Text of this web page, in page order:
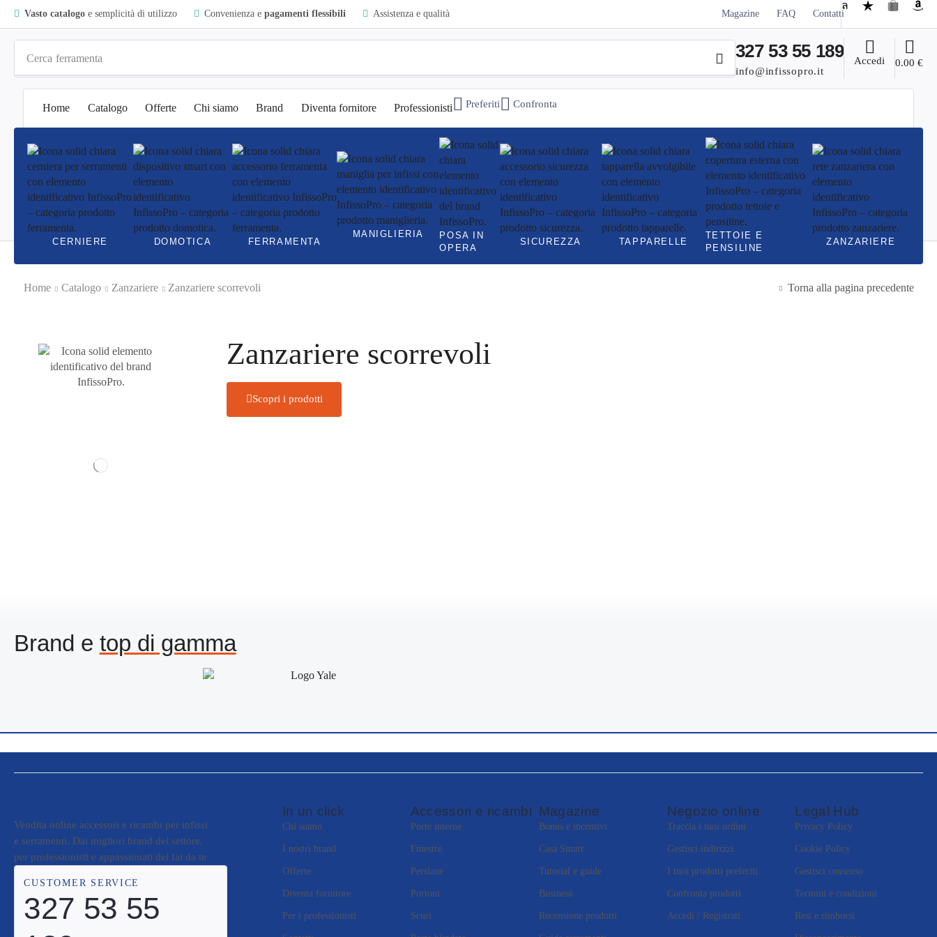
Vasto catalogoe semplicità di utilizzo Convenienza e pagamenti flessibili Assistenza e qualità Magazine FAQ Contatti
Cerca ferramenta 327 53 55 189
info@infissopro.it
Accedi 0.00€
Home Catalogo Offerte Chi siamo Brand Diventa fornitore Professionisti Preferiti Confronta
CERNIERE DOMOTICA FERRAMENTA
MANIGLIERIA
POSA IN
OPERA
SICUREZZA TAPPARELLE
TETTOIE E
PENSILINE
ZANZARIERE
Home Catalogo Zanzariere Zanzariere scorrevoli Torna alla pagina precedente
Zanzariere scorrevoli
Scopri i prodotti
Brand e top di gamma
Vendita online accessori e ricambi per infissi
e serramenti. Dai migliori brand del settore,
per professionisti e appassionati del fai da te
CUSTOMER SERVICE
327 53 55
In un click
Chi siamo
I nostri brand
Offerte
Diventa fornitore
Per i professionisti
Accessori e ricambi
Porte interne
Finestre
Persiane
Portoni
Scuri
Magazine
Bonus e incentivi
Casa Smart
Tutorial e guide
Business
Recensione prodotti
Negozio online
Traccia i tuoi ordini
Gestisci indirizzi
I tuoi prodotti preferiti
Confronta prodotti
Accedi / Registrati
Legal Hub
Privacy Policy
Cookie Policy
Gestisci consenso
Termini e condizioni
Resi e rimborsi